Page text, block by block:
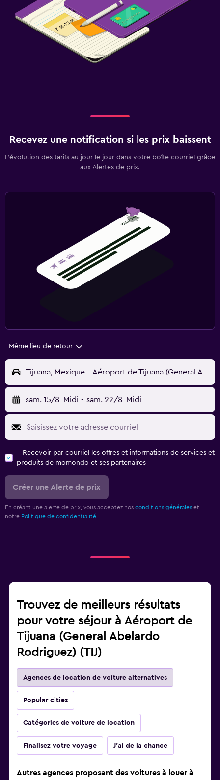
Recevez une notification si les prix baissent
L’évolution des tarifs au jour le jour dans votre boîte courriel grâce
aux Alertes de prix.
Même lieu de retour
Tijuana, Mexique - Aéroport de Tijuana (General Abelardo Rodriguez) (TIJ)
sam. 15/8 Midi - sam. 22/8 Midi
Recevoir par courriel les offres et informations de services et
produits de momondo et ses partenaires
Créer une Alerte de prix
En créant une alerte de prix, vous acceptez nos conditions générales et
notre Politique de confidentialité.
Trouvez de meilleurs résultats
pour votre séjour à Aéroport de
Tijuana (General Abelardo
Rodriguez) (TIJ)
Agences de location de voiture alternatives
Popular cities
Catégories de voiture de location
Finalisez votre voyage J'ai de la chance
Autres agences proposant des voitures à louer à